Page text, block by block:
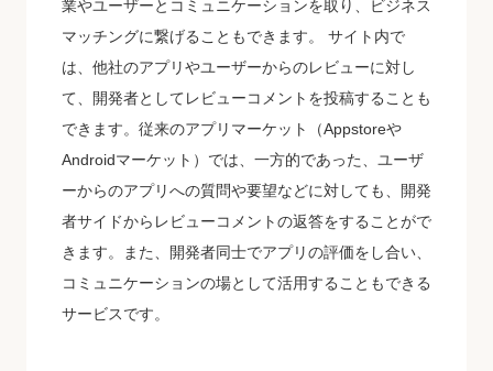
業やユーザーとコミュニケーションを取り、ビジネス
マッチングに繋げることもできます。 サイト内で
は、他社のアプリやユーザーからのレビューに対し
て、開発者としてレビューコメントを投稿することも
できます。従来のアプリマーケット（Appstoreや
Androidマーケット）では、一方的であった、ユーザ
ーからのアプリへの質問や要望などに対しても、開発
者サイドからレビューコメントの返答をすることがで
きます。また、開発者同士でアプリの評価をし合い、
コミュニケーションの場として活用することもできる
サービスです。